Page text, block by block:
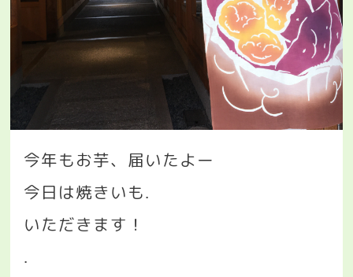
今年もお芋、届いたよー
今日は焼きいも.
いただきます！
.